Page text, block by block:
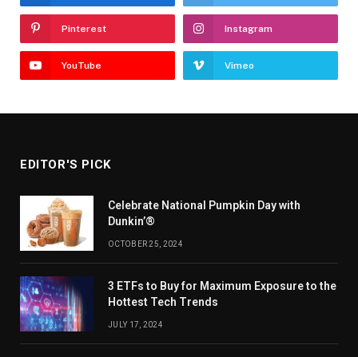
Pinterest Instagram
YouTube Vimeo
EDITOR'S PICK
Celebrate National Pumpkin Day with
Dunkin’®
OCTOBER 25, 2024
3 ETFs to Buy for Maximum Exposure to the
Hottest Tech Trends
JULY 17, 2024